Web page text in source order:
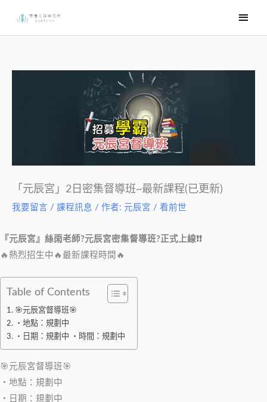
要
「元辰宮」2日密集督導班~最新課程(已更新)
我要留言 / 課程訊息 / 作者: 元辰宮 / 看前世
『元辰宮』絲雨老師?元辰宮密集督導班?正式上線❗❗
🔥熱烈招生中🔥最新課程時間🔥
Table of Contents
🎯元辰宮督導班🎯
・地點：規劃中
・日期：規劃中 ・時間：規劃中
🎯元辰宮督導班🎯
・地點：規劃中
・日期：規劃中